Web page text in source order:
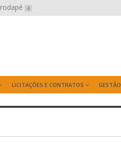
4
LICITAÇÕES E CONTRATOS